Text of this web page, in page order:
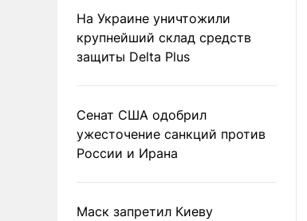
На Украине уничтожили
крупнейший склад средств
защиты Delta Plus
Сенат США одобрил
ужесточение санкций против
России и Ирана
Маск запретил Киеву